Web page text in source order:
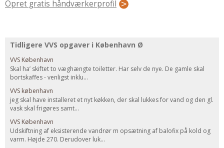
Varme Og Energi
Udendørs
Kan Det Males?
MURER
Nybygning
Reparationer
Om Materialer
Opret gratis håndværkerprofil
Tidligere VVS opgaver i København Ø
VVS København
Skal ha’ skiftet to væghængte toiletter. Har selv de nye. De gamle skal
bortskaffes - venligst inklu...
VVS københavn
jeg skal have installeret et nyt køkken, der skal lukkes for vand og den gl.
vask skal frigøres samt...
VVS København
Udskiftning af eksisterende vandrør m opsætning af balofix på kold og
varm. Højde 270. Derudover luk...